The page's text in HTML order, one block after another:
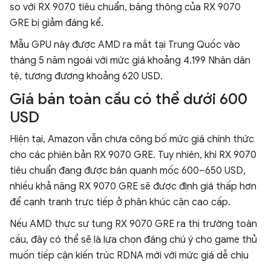
so với RX 9070 tiêu chuẩn, băng thông của RX 9070
GRE bị giảm đáng kể.
Mẫu GPU này được AMD ra mắt tại Trung Quốc vào
tháng 5 năm ngoái với mức giá khoảng 4.199 Nhân dân
tệ, tương đương khoảng 620 USD.
Giá bán toàn cầu có thể dưới 600
USD
Hiện tại, Amazon vẫn chưa công bố mức giá chính thức
cho các phiên bản RX 9070 GRE. Tuy nhiên, khi RX 9070
tiêu chuẩn đang được bán quanh mốc 600–650 USD,
nhiều khả năng RX 9070 GRE sẽ được định giá thấp hơn
để cạnh tranh trực tiếp ở phân khúc cận cao cấp.
Nếu AMD thực sự tung RX 9070 GRE ra thị trường toàn
cầu, đây có thể sẽ là lựa chọn đáng chú ý cho game thủ
muốn tiếp cận kiến trúc RDNA mới với mức giá dễ chịu